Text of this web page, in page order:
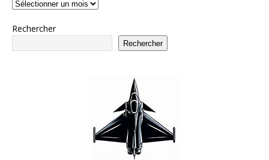
Rechercher
Rechercher